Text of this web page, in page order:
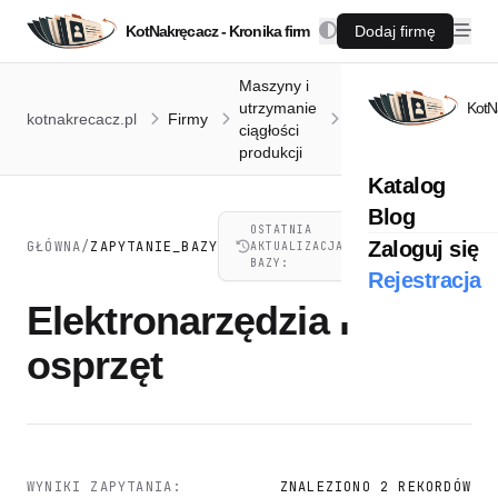
KotNakręcacz - Kronika firm Dodaj firmę
Katalog
Blog
Zaloguj się
Rejestracja
kotnakrecacz.pl Firmy
Maszyny i
utrzymanie
ciągłości
produkcji
Narzędzia i
elektronarzędzia
GŁÓWNA/ZAPYTANIE_BAZY
OSTATNIA
AKTUALIZACJA
BAZY:
05.08.2026,
21:44
Elektronarzędzia i
osprzęt
WYNIKI ZAPYTANIA: ZNALEZIONO 2 REKORDÓW